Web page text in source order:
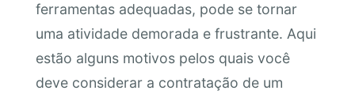
ferramentas adequadas, pode se tornar
uma atividade demorada e frustrante. Aqui
estão alguns motivos pelos quais você
deve considerar a contratação de um